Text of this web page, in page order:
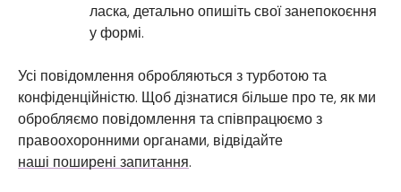
ласка, детально опишіть свої занепокоєння
у формі.
Усі повідомлення обробляються з турботою та
конфіденційністю. Щоб дізнатися більше про те, як ми
обробляємо повідомлення та співпрацюємо з
правоохоронними органами, відвідайте
наші поширені запитання.